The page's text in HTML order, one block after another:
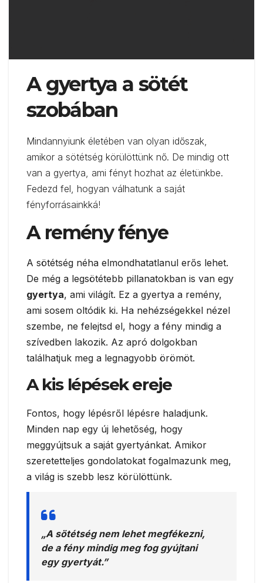
A gyertya a sötét
szobában
Mindannyiunk életében van olyan időszak,
amikor a sötétség körülöttünk nő. De mindig ott
van a gyertya, ami fényt hozhat az életünkbe.
Fedezd fel, hogyan válhatunk a saját
fényforrásainkká!
A remény fénye
A sötétség néha elmondhatatlanul erős lehet.
De még a legsötétebb pillanatokban is van egy
gyertya, ami világít. Ez a gyertya a remény,
ami sosem oltódik ki. Ha nehézségekkel nézel
szembe, ne felejtsd el, hogy a fény mindig a
szívedben lakozik. Az apró dolgokban
találhatjuk meg a legnagyobb örömöt.
A kis lépések ereje
Fontos, hogy lépésről lépésre haladjunk.
Minden nap egy új lehetőség, hogy
meggyújtsuk a saját gyertyánkat. Amikor
szeretetteljes gondolatokat fogalmazunk meg,
a világ is szebb lesz körülöttünk.
„A sötétség nem lehet megfékezni,
de a fény mindig meg fog gyújtani
egy gyertyát.”